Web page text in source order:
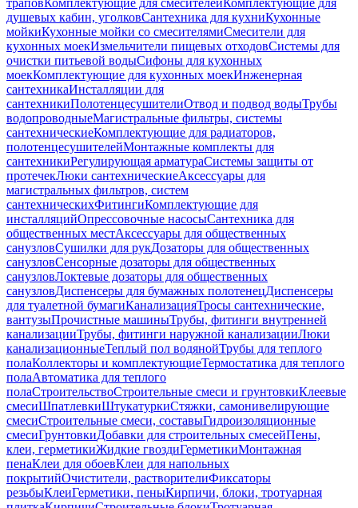
траповКомплектующие для смесителейКомплектующие для
душевых кабин, уголковСантехника для кухниКухонные
мойкиКухонные мойки со смесителямиСмесители для
кухонных моекИзмельчители пищевых отходовСистемы для
очистки питьевой водыСифоны для кухонных
моекКомплектующие для кухонных моекИнженерная
сантехникаИнсталляции для
сантехникиПолотенцесушителиОтвод и подвод водыТрубы
водопроводныеМагистральные фильтры, системы
сантехническиеКомплектующие для радиаторов,
полотенцесушителейМонтажные комплекты для
сантехникиРегулирующая арматураСистемы защиты от
протечекЛюки сантехническиеАксессуары для
магистральных фильтров, систем
сантехническихФитингиКомплектующие для
инсталляцийОпрессовочные насосыСантехника для
общественных местАксессуары для общественных
санузловСушилки для рукДозаторы для общественных
санузловСенсорные дозаторы для общественных
санузловЛоктевые дозаторы для общественных
санузловДиспенсеры для бумажных полотенецДиспенсеры
для туалетной бумагиКанализацияТросы сантехнические,
вантузыПрочистные машиныТрубы, фитинги внутренней
канализацииТрубы, фитинги наружной канализацииЛюки
канализационныеТеплый пол водянойТрубы для теплого
полаКоллекторы и комплектующиеТермостатика для теплого
полаАвтоматика для теплого
полаСтроительствоСтроительные смеси и грунтовкиКлеевые
смесиШпатлевкиШтукатуркиСтяжки, самонивелирующие
смесиСтроительные смеси, составыГидроизоляционные
смесиГрунтовкиДобавки для строительных смесейПены,
клеи, герметикиЖидкие гвоздиГерметикиМонтажная
пенаКлеи для обоевКлеи для напольных
покрытийОчистители, растворителиФиксаторы
резьбыКлеиГерметики, пеныКирпичи, блоки, тротуарная